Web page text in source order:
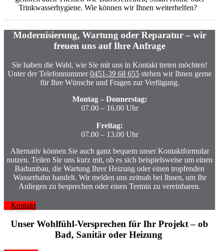
Trinkwasserhygiene. Wie können wir Ihnen weiterhelfen?
Modernisierung, Wartung oder Reparatur – wir
freuen uns auf Ihre Anfrage
Sie haben die Wahl, wie Sie mit uns in Kontakt treten möchten!
Unter der Telefonnummer0451-39 68 655stehen wir Ihnen gerne
für Ihre Wünsche und Fragen zur Verfügung.
Montag – Donnerstag:
07.00 – 16.00 Uhr
Freitag:
07.00 – 13.00 Uhr
Alternativ können Sie auch ganz bequem unser Kontaktformular
nutzen. Teilen Sie uns kurz mit, ob es sich beispielsweise um einen
Badumbau, die Wartung Ihrer Heizung oder einen tropfenden
Wasserhahn handelt. Wir melden uns zeitnah bei Ihnen, um Ihr
Anliegen zu besprechen oder einen Termin zu vereinbaren.
Kontakt
Unser Wohlfühl-Versprechen für Ihr Projekt – ob
Bad, Sanitär oder Heizung